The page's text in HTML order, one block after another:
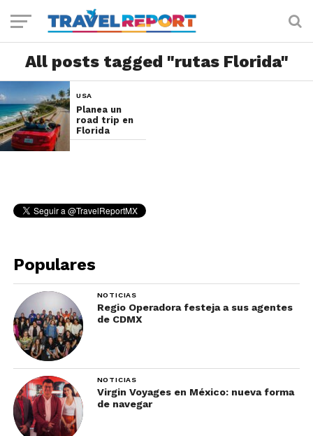
All posts tagged "rutas Florida"
USA
Planea un
road trip en
Florida
Populares
NOTICIAS
Regio Operadora festeja a sus agentes
de CDMX
NOTICIAS
Virgin Voyages en México: nueva forma
de navegar